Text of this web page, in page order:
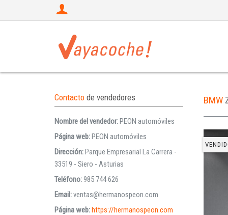
BMW
Contacto de vendedores
Nombre del vendedor:PEON automóviles
Página web:PEON automóviles
Dirección:Parque Empresarial La Carrera -
33519 - Siero - Asturias
Teléfono:985 744 626
Email:ventas@hermanospeon.com
Página web:https://hermanospeon.com